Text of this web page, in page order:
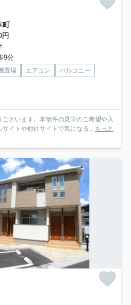
町
9分
置場 エアコン
バルコニー
ざいます。本物件の見学のご希望や入
イトや他社サイトで気になる... もっと